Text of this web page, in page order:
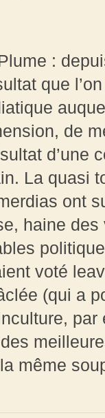
:
que
de
d’une
La quasi
ont
haine
voté
(qui a
même